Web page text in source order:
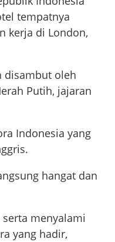
tempatnya
kerja di London,
disambut oleh
Putih, jajaran
Indonesia yang
hangat dan
menyalami
yang hadir,